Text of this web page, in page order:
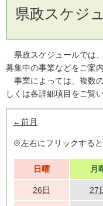
県政スケジ
県政スケジュールでは
募集中の事業などをご案
事業によっては、複数
しくは各詳細項目をご覧
←前月
※左右にフリックする
日曜 月
26日 27